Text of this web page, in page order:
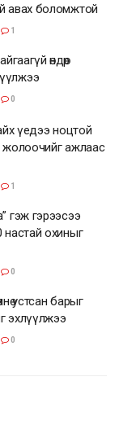
авах боломжтой
1
өндөр
0
үедээ ноцтой
жолоочийг ажлаас
1
гэж гэрээсээ
настай охиныг
0
устсан барыг
эхлүүлжээ
0